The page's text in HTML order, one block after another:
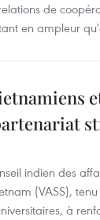
de
en ampleur
indien des
(VASS),
à